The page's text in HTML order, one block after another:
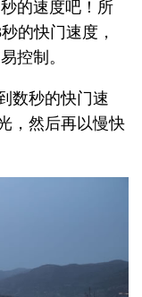
的速度吧！所
的快门速度，
控制。
数秒的快门速
，然后再以慢快